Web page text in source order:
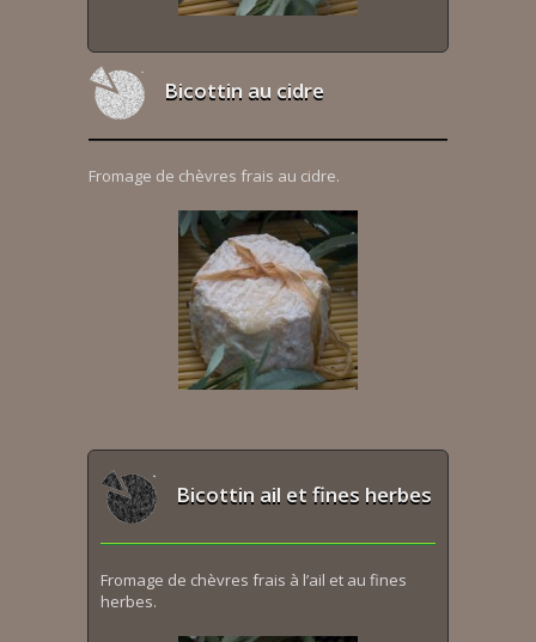
Bicottin au cidre
Fromage de chèvres frais au cidre.
Bicottin ail et fines herbes
Fromage de chèvres frais à l’ail et au fines
herbes.